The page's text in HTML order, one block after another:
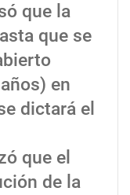
que la
que se
en
dictará el
que el
de la